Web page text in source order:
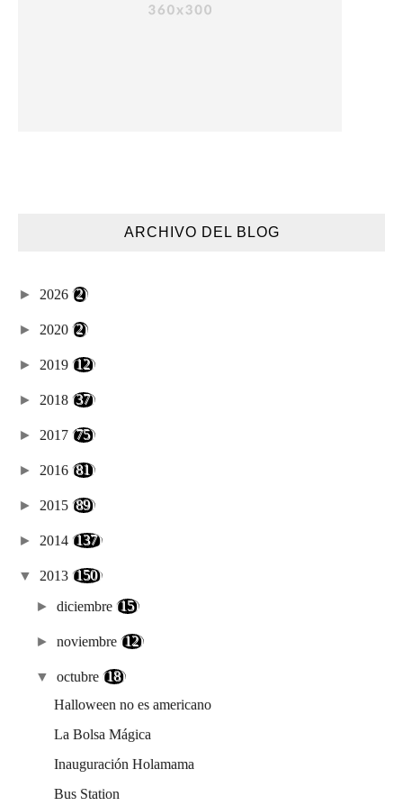
ARCHIVO DEL BLOG
► 2026 (2)
► 2020 (2)
► 2019 (12)
► 2018 (37)
► 2017 (75)
► 2016 (81)
► 2015 (89)
► 2014 (137)
▼ 2013 (150)
►diciembre (15)
►noviembre (12)
▼octubre (18)
Halloween no es americano
La Bolsa Mágica
Inauguración Holamama
Bus Station